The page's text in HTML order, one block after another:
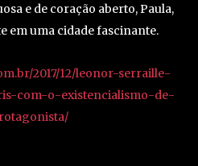
e de coração aberto, Paula,
em uma cidade fascinante.
2017/12/leonor-serraille-
com-o-existencialismo-de-